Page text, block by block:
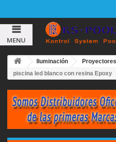
MENU
Iluminación
piscina led blanco con resina Epoxy